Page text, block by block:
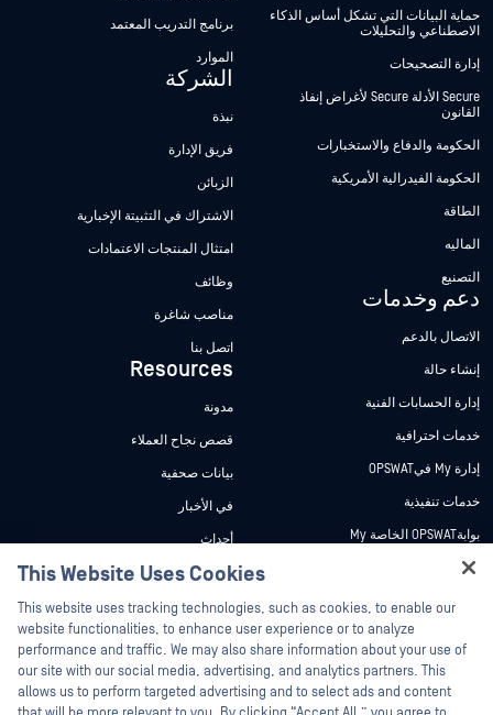
حماية البيانات التي تشكل أساس الذكاء
الاصطناعي والتحليلات
إدارة التصحيحات
Secure الأدلة Secure لأغراض إنفاذ
القانون
الحكومة والدفاع والاستخبارات
الحكومة الفيدرالية الأمريكية
الطاقة
الماليه
التصنيع
دعم وخدمات
الاتصال بالدعم
إنشاء حالة
إدارة الحسابات الفنية
خدمات احترافية
إدارة My فيOPSWAT
خدمات تنفيذية
بوابةOPSWAT الخاصة My
وثائق تقنية
دورات تدريبية
برنامج الثغرات الأمنية
الشركاء
شهادات
برنامج التدريب المعتمد
الموارد
الشركة
نبذة
فريق الإدارة
الزبائن
الاشتراك في التثبيتة الإخبارية
امتثال المنتجات الاعتمادات
وظائف
مناصب شاغرة
اتصل بنا
Resources
مدونة
قصص نجاح العملاء
بيانات صحفية
في الأخبار
أحداث
ندوات عبر الإنترنت
أوراق البيانات
مستندات تقنية
أدوات مجانية
This Website Uses Cookies
This website uses tracking technologies, such as cookies, to enable our
website functionalities, to enhance user experience or to analyze
performance and traffic. We may also share information about your use of
our site with our social media, advertising, and analytics partners. This
allows us to perform targeted advertising and to select ads and content
Hey there!
I'm Ozzy, your OPSWAT virtual assistant.
How can I help you secure what's critical
today?